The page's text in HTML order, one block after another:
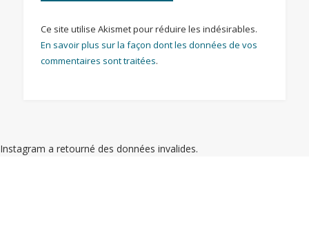
Ce site utilise Akismet pour réduire les indésirables.
En savoir plus sur la façon dont les données de vos
commentaires sont traitées.
Instagram a retourné des données invalides.